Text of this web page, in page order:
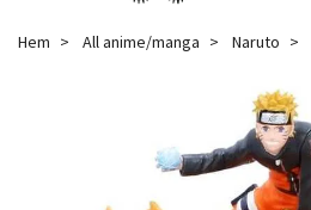
Hem All anime/manga Naruto